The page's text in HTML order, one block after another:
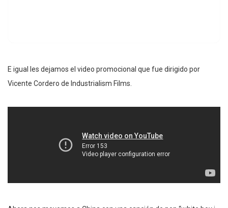
E igual les dejamos el video promocional que fue dirigido por
Vicente Cordero de Industrialism Films.